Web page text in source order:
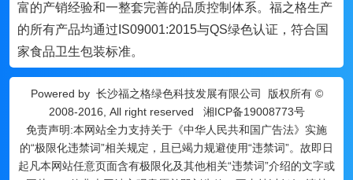
富的产销经验和一整套完善的品质控制体系。福之格生产
的所有产品均通过IS09001:2015与QS绿色认证，符合国
家食品卫生包装标准。
Powered by 长沙福之格绿色科技发展有限公司
版权所有 ©
2008-2016, All right reserved 湘ICP备19008773号
免责声明:本网站全力支持关于《中华人民共和国广告法》实施
的“极限化违禁词”相关规定，且已竭力规避使用“违禁词”。故即日
起凡本网站任意页面含有极限化及其他相关“违禁词”介绍的文字或